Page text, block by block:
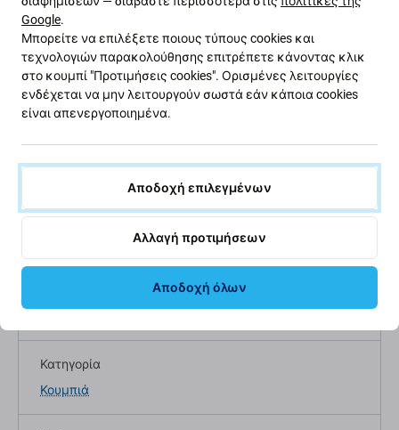
Περιγραφή και προδιαγραφές
Προδιαγραφές
Κατηγορία
Κουμπιά
Google.
Μπορείτε να επιλέξετε ποιους τύπους cookies και
τεχνολογιών παρακολούθησης επιτρέπετε κάνοντας κλικ
στο κουμπί "Προτιμήσεις cookies". Ορισμένες λειτουργίες
ενδέχεται να μην λειτουργούν σωστά εάν κάποια cookies
είναι απενεργοποιημένα.
Αποδοχή επιλεγμένων
Αλλαγή προτιμήσεων
Αποδοχή όλων